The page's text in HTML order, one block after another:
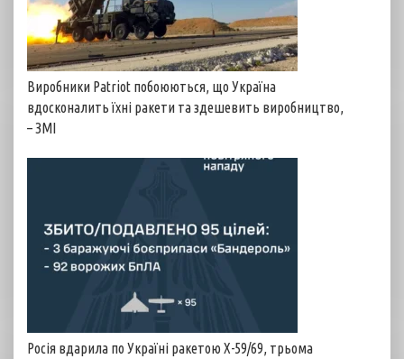
Виробники Patriot побоюються, що Україна
вдосконалить їхні ракети та здешевить виробництво,
– ЗМІ
Росія вдарила по Україні ракетою Х-59/69, трьома